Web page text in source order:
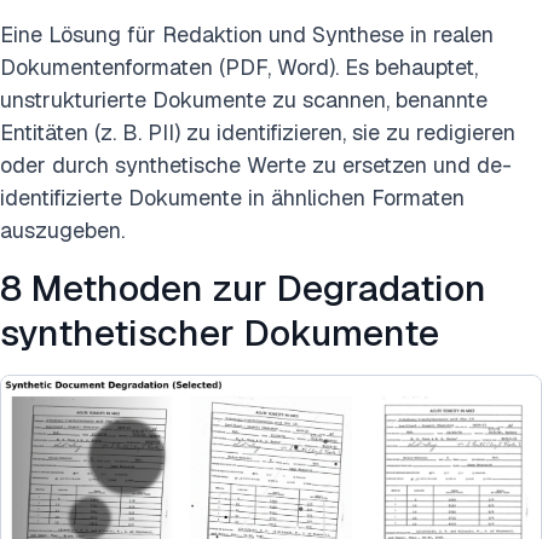
Eine Lösung für Redaktion und Synthese in realen
Dokumentenformaten (PDF, Word). Es behauptet,
unstrukturierte Dokumente zu scannen, benannte
Entitäten (z. B. PII) zu identifizieren, sie zu redigieren
oder durch synthetische Werte zu ersetzen und de-
identifizierte Dokumente in ähnlichen Formaten
auszugeben.
8 Methoden zur Degradation
synthetischer Dokumente